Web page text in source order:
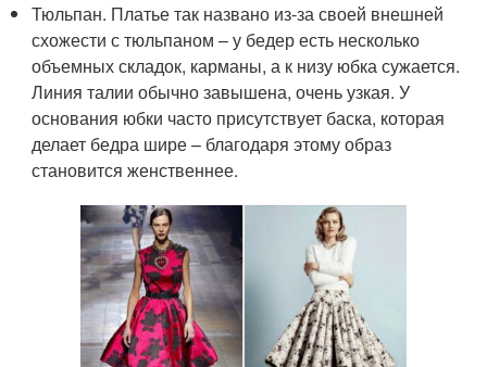
Тюльпан. Платье так названо из-за своей внешней
схожести с тюльпаном – у бедер есть несколько
объемных складок, карманы, а к низу юбка сужается.
Линия талии обычно завышена, очень узкая. У
основания юбки часто присутствует баска, которая
делает бедра шире – благодаря этому образ
становится женственнее.